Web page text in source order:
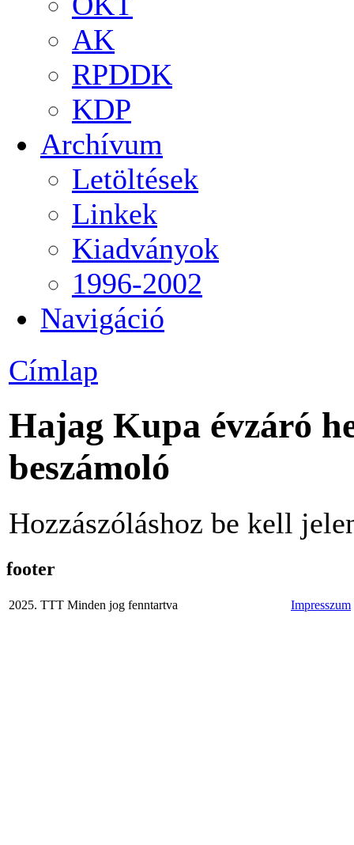
AK
RPDDK
KDP
Archívum
Letöltések
Linkek
Kiadványok
1996-2002
Navigáció
Címlap
Hajag Kupa évzáró
beszámoló
Hozzászóláshoz be kell
footer
2025. TTT Minden jog fenntartva Impresszum